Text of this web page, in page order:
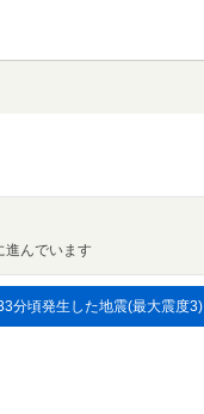
進んでいます
分頃発生した地震(最大震度3)